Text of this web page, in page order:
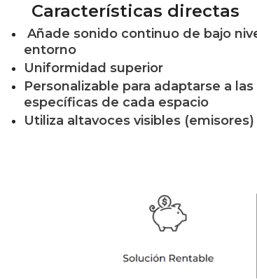
Características directas
Añade sonido continuo de bajo
entorno
Uniformidad superior
Personalizable para adaptarse a
específicas de cada espacio
Utiliza altavoces visibles (emisores)